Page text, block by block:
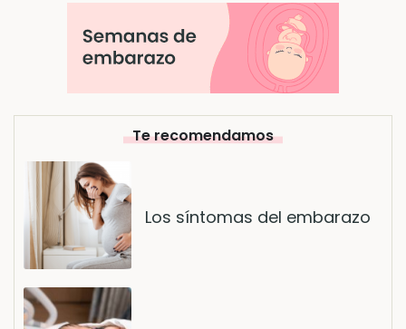
Te recomendamos
Los síntomas del embarazo